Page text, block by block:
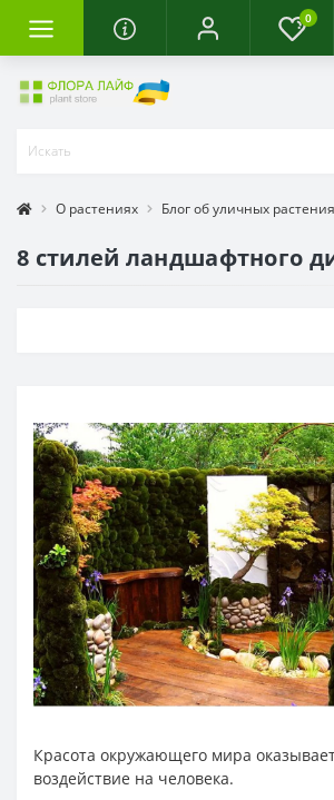
0
О растениях Блог об уличных
8 стилей ландшафтного
Красота окружающего мира
воздействие на человека.